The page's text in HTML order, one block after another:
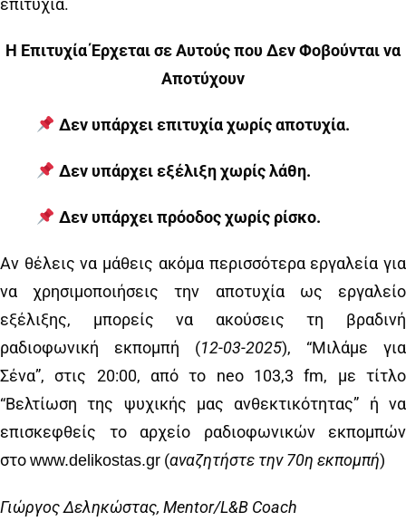
επιτυχία.
Η Επιτυχία Έρχεται σε Αυτούς που Δεν Φοβούνται να
Αποτύχουν
Δεν υπάρχει επιτυχία χωρίς αποτυχία.
Δεν υπάρχει εξέλιξη χωρίς λάθη.
Δεν υπάρχει πρόοδος χωρίς ρίσκο.
Αν θέλεις να μάθεις ακόμα περισσότερα εργαλεία για
να χρησιμοποιήσεις την αποτυχία ως εργαλείο
εξέλιξης, μπορείς να ακούσεις τη βραδινή
ραδιοφωνική εκπομπή (12-03-2025), “Μιλάμε για
Σένα”, στις 20:00, από το neo 103,3 fm, με τίτλο
“Βελτίωση της ψυχικής μας ανθεκτικότητας” ή να
επισκεφθείς το αρχείο ραδιοφωνικών εκπομπών
στο www.delikostas.gr (αναζητήστε την70η εκπομπή)
Γιώργος Δεληκώστας, Mentor/L&B Coach